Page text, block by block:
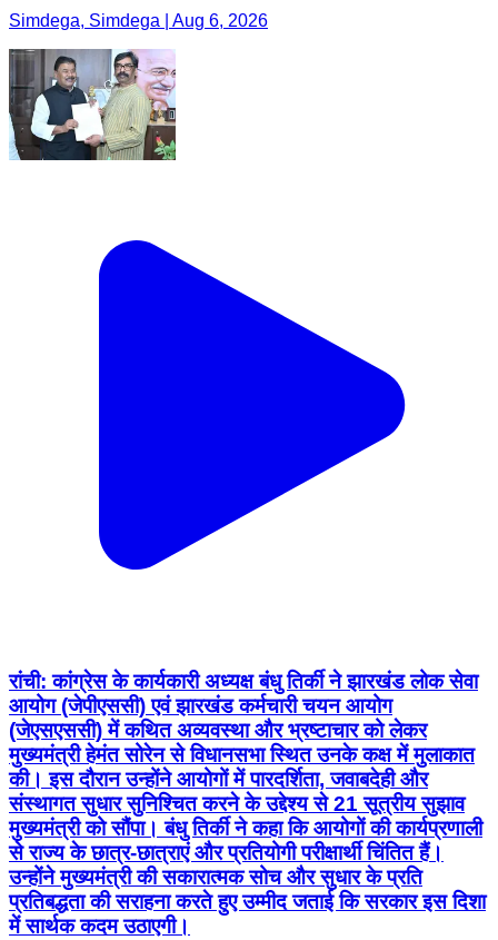
Simdega, Simdega | Aug 6, 2026
रांची: कांग्रेस के कार्यकारी अध्यक्ष बंधु तिर्की ने झारखंड लोक सेवा
आयोग (जेपीएससी) एवं झारखंड कर्मचारी चयन आयोग
(जेएसएससी) में कथित अव्यवस्था और भ्रष्टाचार को लेकर
मुख्यमंत्री हेमंत सोरेन से विधानसभा स्थित उनके कक्ष में मुलाकात
की। इस दौरान उन्होंने आयोगों में पारदर्शिता, जवाबदेही और
संस्थागत सुधार सुनिश्चित करने के उद्देश्य से 21 सूत्रीय सुझाव
मुख्यमंत्री को सौंपा। बंधु तिर्की ने कहा कि आयोगों की कार्यप्रणाली
से राज्य के छात्र-छात्राएं और प्रतियोगी परीक्षार्थी चिंतित हैं।
उन्होंने मुख्यमंत्री की सकारात्मक सोच और सुधार के प्रति
प्रतिबद्धता की सराहना करते हुए उम्मीद जताई कि सरकार इस दिशा
में सार्थक कदम उठाएगी।